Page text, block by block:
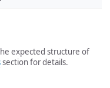
expected structure of
section for details.